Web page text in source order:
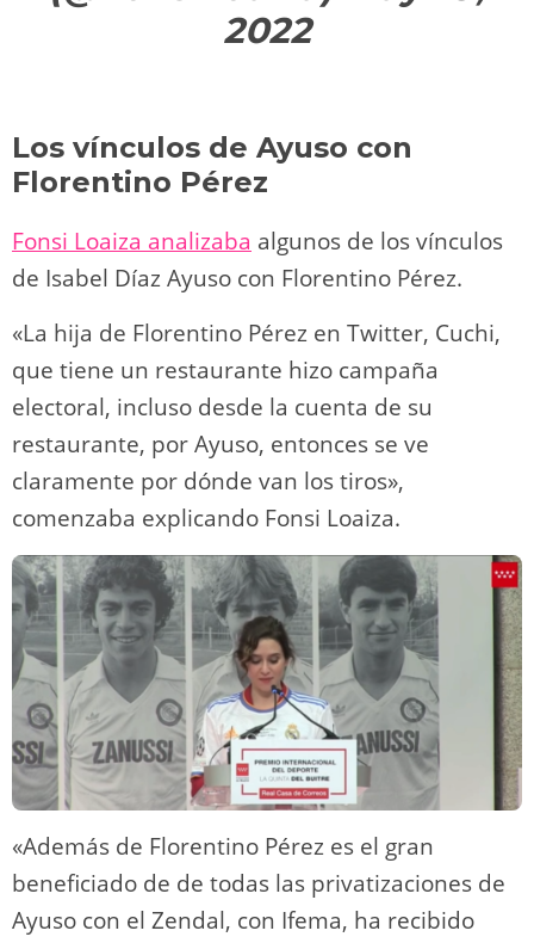
2022
Los vínculos de Ayuso con
Florentino Pérez
Fonsi Loaiza analizaba algunos de los vínculos
de Isabel Díaz Ayuso con Florentino Pérez.
«La hija de Florentino Pérez en Twitter, Cuchi,
que tiene un restaurante hizo campaña
electoral, incluso desde la cuenta de su
restaurante, por Ayuso, entonces se ve
claramente por dónde van los tiros»,
comenzaba explicando Fonsi Loaiza.
«Además de Florentino Pérez es el gran
beneficiado de de todas las privatizaciones de
Ayuso con el Zendal, con Ifema, ha recibido